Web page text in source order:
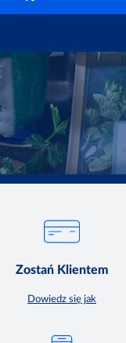
Zostań Klientem
Dowiedz się jak